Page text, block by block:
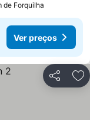
de Forquilha
Ver preços
Partilhar